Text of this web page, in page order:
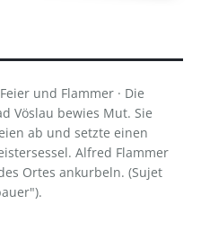
und Flammer · Die
Vöslau bewies Mut. Sie
ab und setzte einen
Alfred Flammer
Ortes ankurbeln. (Sujet